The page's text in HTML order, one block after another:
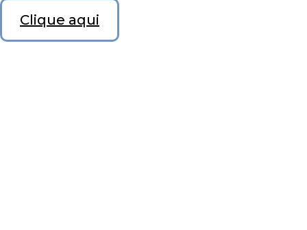
Clique aqui